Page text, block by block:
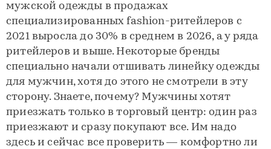
мужской одежды в продажах
специализированных fashion-ритейлеров с
2021 выросла до 30% в среднем в 2026, а у ряда
ритейлеров и выше. Некоторые бренды
специально начали отшивать линейку одежды
для мужчин, хотя до этого не смотрели в эту
сторону. Знаете, почему? Мужчины хотят
приезжать только в торговый центр: один раз
приезжают и сразу покупают все. Им надо
здесь и сейчас все проверить — комфортно ли